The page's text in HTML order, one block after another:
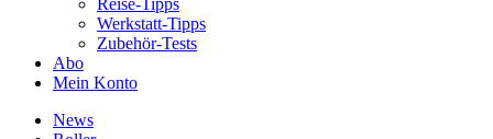
Reise-Tipps
Werkstatt-Tipps
Zubehör-Tests
Abo
Mein Konto
News